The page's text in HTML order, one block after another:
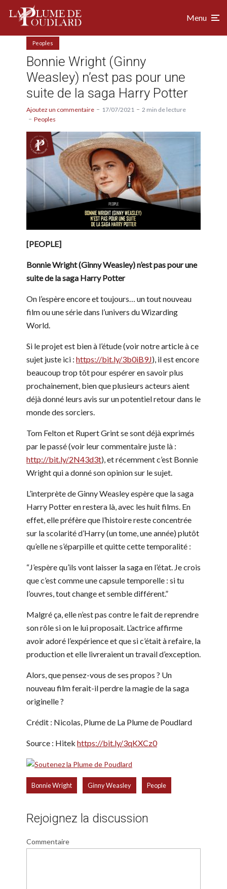
Menu
Peoples
Bonnie Wright (Ginny
Weasley) n’est pas pour une
suite de la saga Harry Potter
Ajoutez un commentaire 17/07/2021
2 min de lecture
Peoples
[PEOPLE]
Bonnie Wright (Ginny Weasley) n’est pas pour une
suite de la saga Harry Potter
On l’espère encore et toujours… un tout nouveau
film ou une série dans l’univers du Wizarding
World.
Si le projet est bien à l’étude (voir notre article à ce
sujet juste ici : https://bit.ly/3b0iB9J), il est encore
beaucoup trop tôt pour espérer en savoir plus
prochainement, bien que plusieurs acteurs aient
déjà donné leurs avis sur un potentiel retour dans le
monde des sorciers.
Tom Felton et Rupert Grint se sont déjà exprimés
par le passé (voir leur commentaire juste là :
http://bit.ly/2N43d3t), et récemment c’est Bonnie
Wright qui a donné son opinion sur le sujet.
L’interprète de Ginny Weasley espère que la saga
Harry Potter en restera là, avec les huit films. En
effet, elle préfère que l’histoire reste concentrée
sur la scolarité d’Harry (un tome, une année) plutôt
qu’elle ne s’éparpille et quitte cette temporalité :
“J’espère qu’ils vont laisser la saga en l’état. Je crois
que c’est comme une capsule temporelle : si tu
l’ouvres, tout change et semble différent.”
Malgré ça, elle n’est pas contre le fait de reprendre
son rôle si on le lui proposait. L’actrice affirme
avoir adoré l’expérience et que si c’était à refaire, la
production et elle livreraient un travail d’exception.
Alors, que pensez-vous de ses propos ? Un
nouveau film ferait-il perdre la magie de la saga
originelle ?
Crédit : Nicolas, Plume de La Plume de Poudlard
Source : Hitek https://bit.ly/3qKXCz0
Bonnie Wright Ginny Weasley People
Rejoignez la discussion
Commentaire